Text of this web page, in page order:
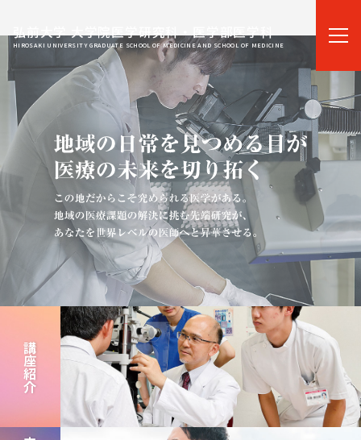
弘前大学 大学院医学研究科・医学部医学科
HIROSAKI UNIVERSITY GRADUATE SCHOOL OF MEDICINE AND SCHOOL OF MEDICINE
講座紹介